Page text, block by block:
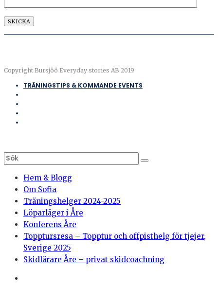
Copyright Bursjöö Everyday stories AB 2019
TRÄNINGSTIPS & KOMMANDE EVENTS
Hem & Blogg
Om Sofia
Träningshelger 2024-2025
Löparläger i Åre
Konferens Åre
Topptursresa – Topptur och offpisthelg för tjejer,
Sverige 2025
Skidlärare Åre – privat skidcoachning